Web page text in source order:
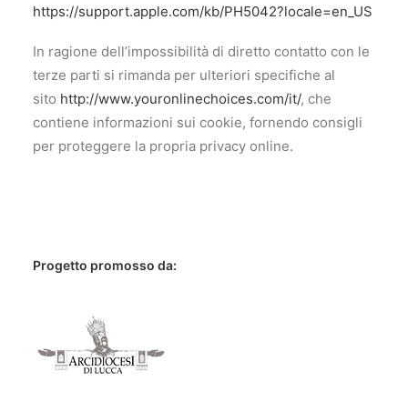
https://support.apple.com/kb/PH5042?locale=en_US
In ragione dell’impossibilità di diretto contatto con le
terze parti si rimanda per ulteriori specifiche al
sito http://www.youronlinechoices.com/it/, che
contiene informazioni sui cookie, fornendo consigli
per proteggere la propria privacy online.
Progetto promosso da: